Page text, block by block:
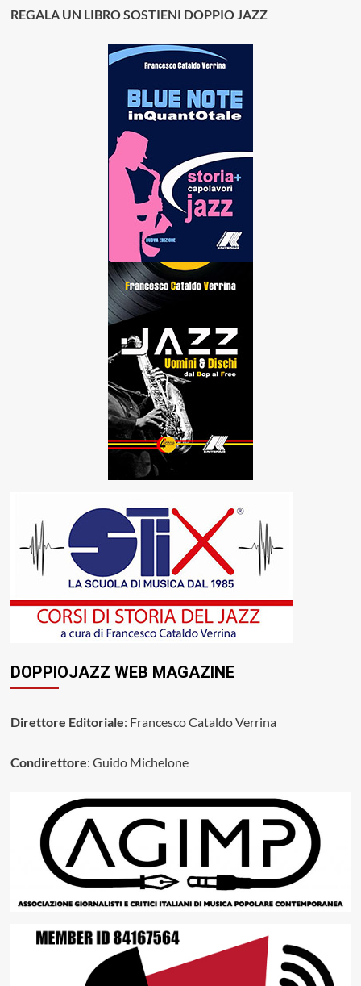
REGALA UN LIBRO SOSTIENI DOPPIO JAZZ
DOPPIOJAZZ WEB MAGAZINE
Direttore Editoriale: Francesco Cataldo Verrina
Condirettore: Guido Michelone